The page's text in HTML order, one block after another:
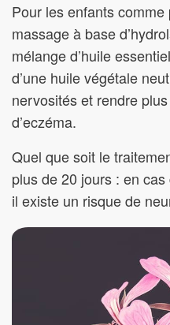
Pour les enfants
massage à base
mélange d’huile
d’une huile végétale
nervosités et rendre
d’eczéma.
Quel que soit le
plus de 20 jours : en
il existe un risque de